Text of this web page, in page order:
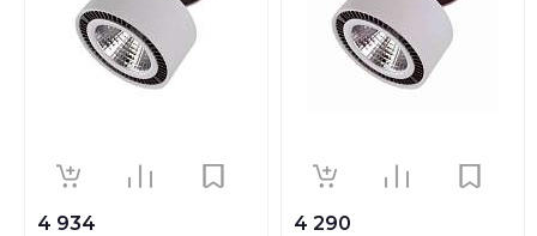
4 934 4 290